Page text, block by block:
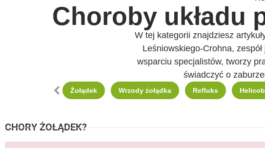
Choroby układu
W tej kategorii znajdziesz
Leśniowskiego-Crohna,
wsparciu specjalistów, tworzy
świadczyć o
Scroll leftŻołądek Wrzody żołądka Refluks
CHORY ŻOŁĄDEK?